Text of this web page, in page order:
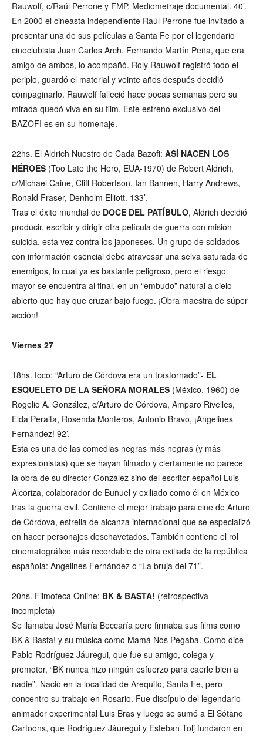
Rauwolf, c/Raúl Perrone y FMP. Mediometraje documental. 40’.
En 2000 el cineasta independiente Raúl Perrone fue invitado a
presentar una de sus películas a Santa Fe por el legendario
cineclubista Juan Carlos Arch. Fernando Martín Peña, que era
amigo de ambos, lo acompañó. Roly Rauwolf registró todo el
periplo, guardó el material y veinte años después decidió
compaginarlo. Rauwolf falleció hace pocas semanas pero su
mirada quedó viva en su film. Este estreno exclusivo del
BAZOFI es en su homenaje.
22hs. El Aldrich Nuestro de Cada Bazofi: ASÍ NACEN LOS
HÉROES (Too Late the Hero, EUA-1970) de Robert Aldrich,
c/Michael Caine, Cliff Robertson, Ian Bannen, Harry Andrews,
Ronald Fraser, Denholm Elliott. 133’.
Tras el éxito mundial de DOCE DEL PATÍBULO, Aldrich decidió
producir, escribir y dirigir otra película de guerra con misión
suicida, esta vez contra los japoneses. Un grupo de soldados
con información esencial debe atravesar una selva saturada de
enemigos, lo cual ya es bastante peligroso, pero el riesgo
mayor se encuentra al final, en un “embudo” natural a cielo
abierto que hay que cruzar bajo fuego. ¡Obra maestra de súper
acción!
Viernes 27
18hs. foco: “Arturo de Córdova era un trastornado”- EL
ESQUELETO DE LA SEÑORA MORALES (México, 1960) de
Rogelio A. González, c/Arturo de Córdova, Amparo Rivelles,
Elda Peralta, Rosenda Monteros, Antonio Bravo, ¡Angelines
Fernández! 92’.
Esta es una de las comedias negras más negras (y más
expresionistas) que se hayan filmado y ciertamente no parece
la obra de su director González sino del escritor español Luis
Alcoriza, colaborador de Buñuel y exiliado como él en México
tras la guerra civil. Contiene el mejor trabajo para cine de Arturo
de Córdova, estrella de alcanza internacional que se especializó
en hacer personajes deschavetados. También contiene el rol
cinematográfico más recordable de otra exiliada de la república
española: Angelines Fernández o “La bruja del 71”.
20hs. Filmoteca Online: BK & BASTA! (retrospectiva
incompleta)
Se llamaba José María Beccaría pero firmaba sus films como
BK & Basta! y su música como Mamá Nos Pegaba. Como dice
Pablo Rodríguez Jáuregui, que fue su amigo, colega y
promotor, “BK nunca hizo ningún esfuerzo para caerle bien a
nadie”. Nació en la localidad de Arequito, Santa Fe, pero
concentro su trabajo en Rosario. Fue discípulo del legendario
animador experimental Luis Bras y luego se sumó a El Sótano
Cartoons, que Rodríguez Jáuregui y Esteban Tolj fundaron en